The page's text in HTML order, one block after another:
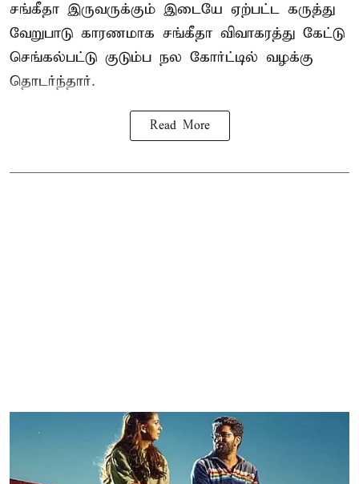
சங்கீதா இருவருக்கும் இடையே ஏற்பட்ட கருத்து
வேறுபாடு காரணமாக சங்கீதா விவாகரத்து கேட்டு
செங்கல்பட்டு குடும்ப நல கோர்ட்டில் வழக்கு
தொடர்ந்தார்.
Read More